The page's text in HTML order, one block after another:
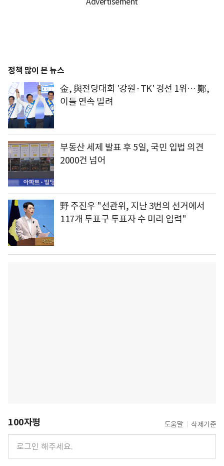
정책 많이 본 뉴스
金, 與전당대회 '강원·TK' 경선 1위… 鄭,
이틀 연속 밀려
부동산 세제 발표 후 5일, 국민 입법 의견
2000건 넘어
野 주진우 "선관위, 지난 3번의 선거에서
117개 투표구 투표자 수 미리 입력"
100자평 도움말 삭제기준